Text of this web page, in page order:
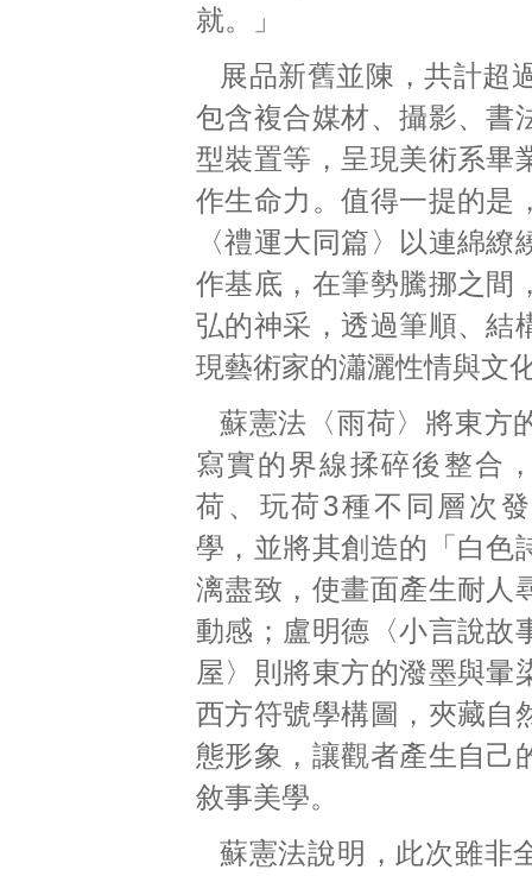
就。」
展品新舊並陳，共計超
包含複合媒材、攝影、書
型裝置等，呈現美術系畢
作生命力。值得一提的是
〈禮運大同篇〉以連綿繚
作基底，在筆勢騰挪之間
弘的神采，透過筆順、結
現藝術家的瀟灑性情與文
蘇憲法〈雨荷〉將東方
寫實的界線揉碎後整合
荷、玩荷3種不同層次
學，並將其創造的「白色
漓盡致，使畫面產生耐人
動感；盧明德〈小言說故
屋〉則將東方的潑墨與暈
西方符號學構圖，夾藏自
態形象，讓觀者產生自己
敘事美學。
蘇憲法說明，此次雖非